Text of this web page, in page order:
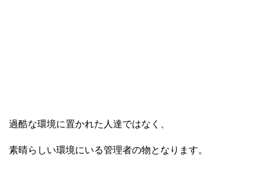
過酷な環境に置かれた人達ではなく、
素晴らしい環境にいる管理者の物となります。